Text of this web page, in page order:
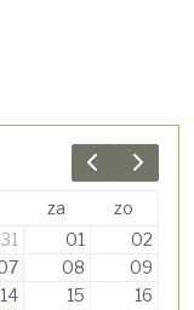
Previous
Next
za
zo
31 01
02
08
09
14 15 16